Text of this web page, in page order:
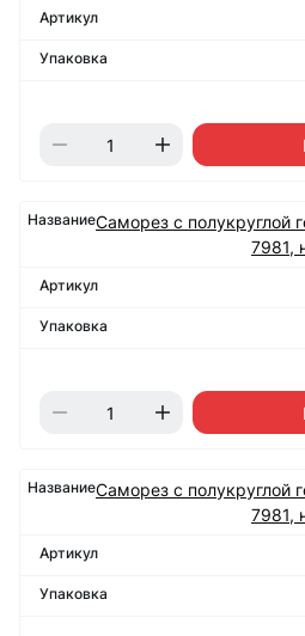
Саморез с полукруглой
7981,
Саморез с полукруглой
7981,